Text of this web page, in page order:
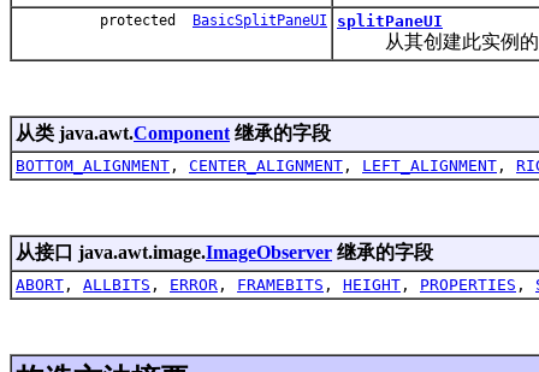
protected BasicSplitPaneUI splitPaneUI
从其创建此实例的
从类 java.awt.Component 继承的字段
BOTTOM_ALIGNMENT , CENTER_ALIGNMENT , LEFT_ALIGNMENT ,
从接口 java.awt.image.ImageObserver 继承的字段
ABORT , ALLBITS , ERROR , FRAMEBITS , HEIGHT , PROPERTIES ,